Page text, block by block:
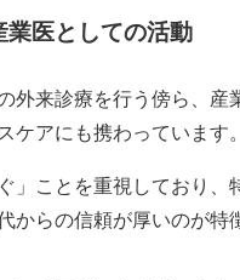
業医としての活動
外来診療を行う傍ら、産
ケアにも携わっています。
」ことを重視しており、
からの信頼が厚いのが特